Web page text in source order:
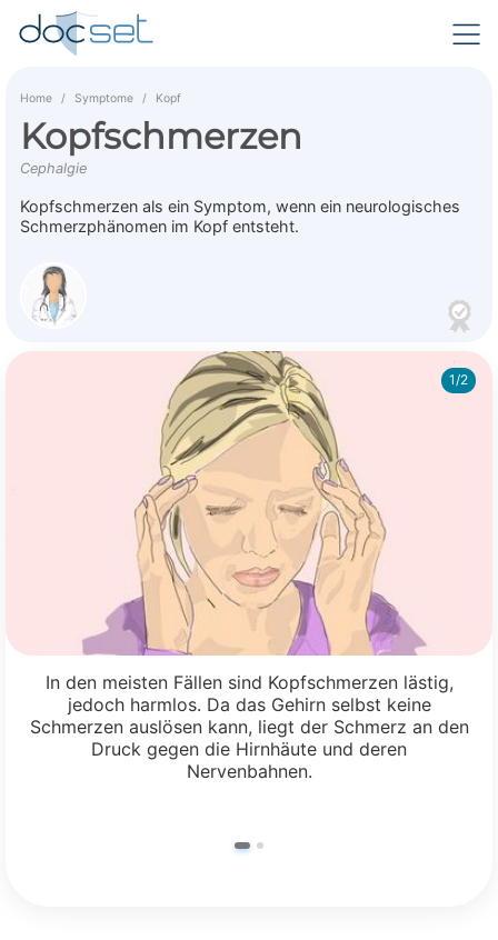
Home Symptome Kopf
Kopfschmerzen
Cephalgie
Kopfschmerzen als ein Symptom, wenn ein neurologisches
Schmerzphänomen im Kopf entsteht.
1/2
In den meisten Fällen sind Kopfschmerzen lästig,
jedoch harmlos. Da das Gehirn selbst keine
Schmerzen auslösen kann, liegt der Schmerz an den
Druck gegen die Hirnhäute und deren
Nervenbahnen.